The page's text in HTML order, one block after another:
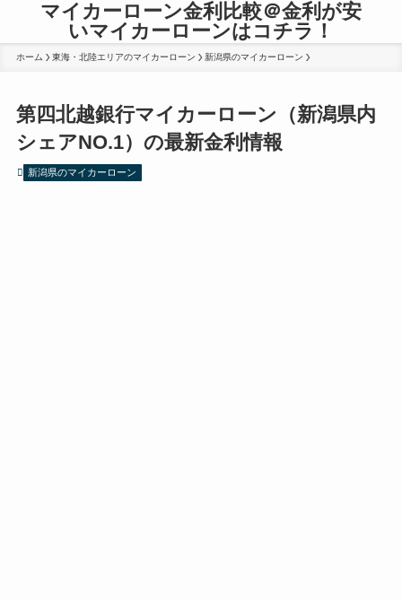
マイカーローン金利比較＠金利が安
いマイカーローンはコチラ！
ホーム 東海・北陸エリアのマイカーローン 新潟県のマイカーローン
第四北越銀行マイカーローン（新潟県内
シェアNO.1）の最新金利情報
新潟県のマイカーローン